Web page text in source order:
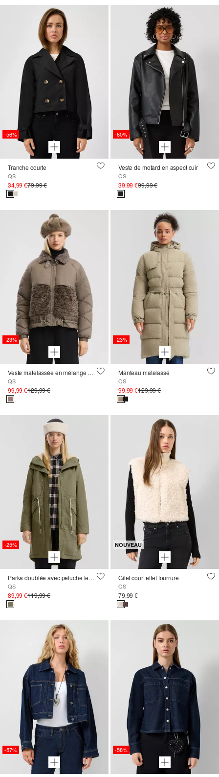
-56%
Tranche courte
QS
34,99 €79,99 €
-60%
Veste de motard en aspect cuir
QS
39,99 €99,99 €
-23%
Veste matelassée en mélange de matières
QS
99,99 €129,99 €
-23%
Manteau matelassé
QS
99,99 €129,99 €
-25%
Parka doublée avec peluche teddy dans la capuche
QS
89,99 €119,99 €
NOUVEAU
Gilet court effet fourrure
QS
79,99 €
-57% -58%